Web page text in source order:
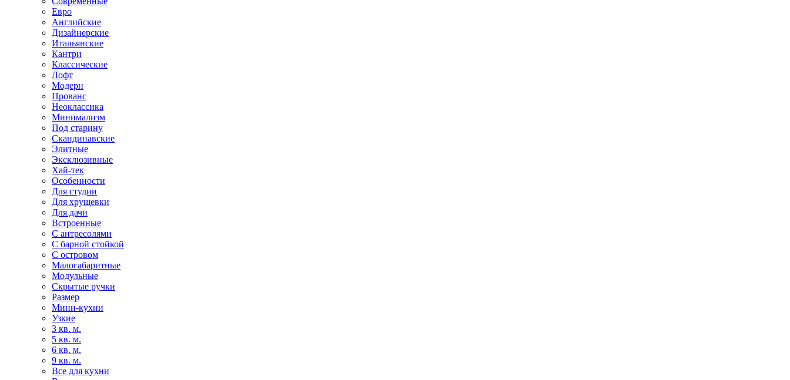
Евро
Английские
Дизайнерские
Итальянские
Кантри
Классические
Лофт
Модерн
Прованс
Неоклассика
Минимализм
Под старину
Скандинавские
Элитные
Эксклюзивные
Хай-тек
Особенности
Для студии
Для хрущевки
Для дачи
Встроенные
С антресолями
С барной стойкой
С островом
Малогабаритные
Модульные
Скрытые ручки
Размер
Мини-кухни
Узкие
3 кв. м.
5 кв. м.
6 кв. м.
9 кв. м.
Все для кухни